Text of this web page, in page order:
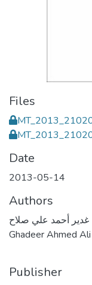
Files
Date
2013-05-14
Authors
غدير أحمد علي صلاح
Ghadeer Ahmed Ali
Publisher